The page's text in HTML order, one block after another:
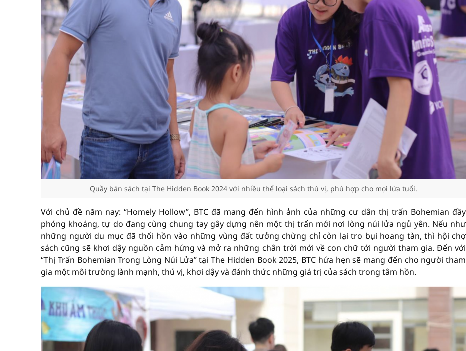
Quầy bán sách tại The Hidden Book 2024 với nhiều thể loại sách thú vị, phù hợp cho mọi lứa tuổi.
Với chủ đề năm nay: “Homely Hollow”, BTC đã mang đến hình ảnh của những cư dân thị trấn Bohemian đầy
phóng khoáng, tự do đang cùng chung tay gây dựng nên một thị trấn mới nơi lòng núi lửa ngủ yên. Nếu như
những người du mục đã thổi hồn vào những vùng đất tưởng chừng chỉ còn lại tro bụi hoang tàn, thì hội chợ
sách cũng sẽ khơi dậy nguồn cảm hứng và mở ra những chân trời mới về con chữ tới người tham gia. Đến với
“Thị Trấn Bohemian Trong Lòng Núi Lửa” tại The Hidden Book 2025, BTC hứa hẹn sẽ mang đến cho người tham
gia một môi trường lành mạnh, thú vị, khơi dậy và đánh thức những giá trị của sách trong tâm hồn.